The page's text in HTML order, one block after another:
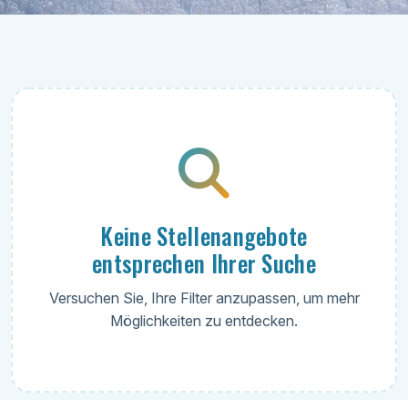
Keine Stellenangebote
entsprechen Ihrer Suche
Versuchen Sie, Ihre Filter anzupassen, um mehr
Möglichkeiten zu entdecken.